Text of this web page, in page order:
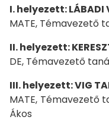
I. helyezett: LÁBADI
MATE, Témavezető
II. helyezett:
DE, Témavezető
III. helyezett: VIG
MATE, Témavezető
Ákos